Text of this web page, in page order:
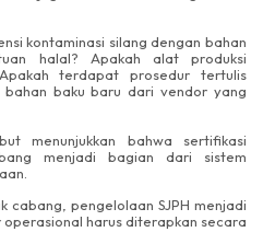
kontaminasi silang dengan bahan
halal? Apakah alat produksi
terdapat prosedur tertulis
baku baru dari vendor yang
menunjukkan bahwa sertifikasi
menjadi bagian dari sistem
cabang, pengelolaan SJPH menjadi
harus diterapkan secara